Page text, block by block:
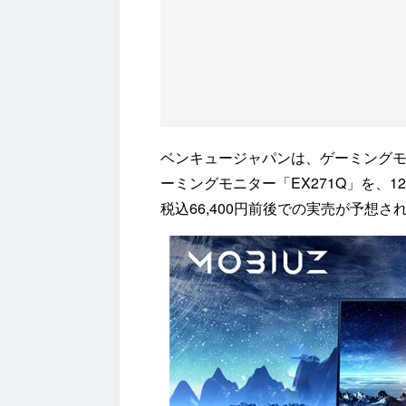
ベンキュージャパンは、ゲーミング
ーミングモニター「EX271Q」を、
税込66,400円前後での実売が予想さ